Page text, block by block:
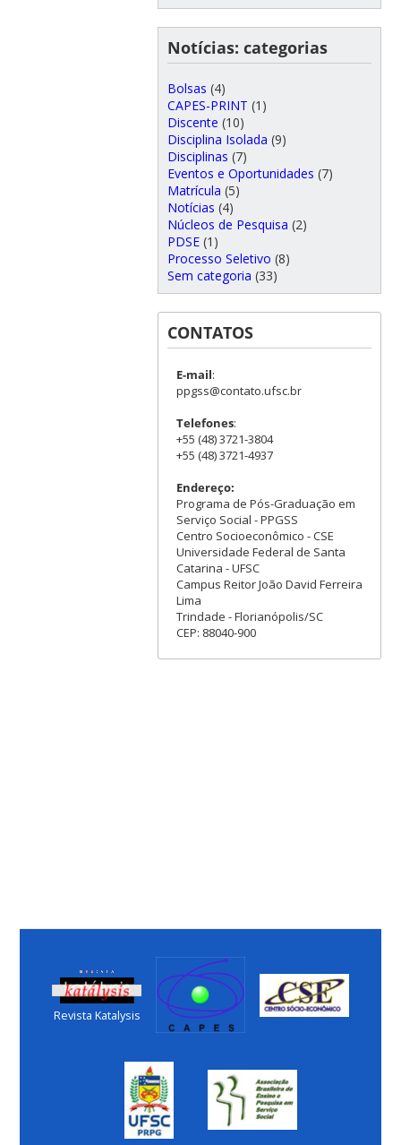
Notícias: categorias
Bolsas (4)
CAPES-PRINT (1)
Discente (10)
Disciplina Isolada (9)
Disciplinas (7)
Eventos e Oportunidades (7)
Matrícula (5)
Notícias (4)
Núcleos de Pesquisa (2)
PDSE(1)
Processo Seletivo (8)
Sem categoria (33)
CONTATOS
E-mail:
ppgss@contato.ufsc.br
Telefones:
+55 (48) 3721-3804
+55 (48) 3721-4937
Endereço:
Programa de Pós-Graduação em
Serviço Social - PPGSS
Centro Socioeconômico - CSE
Universidade Federal de Santa
Catarina - UFSC
Campus Reitor João David Ferreira
Lima
Trindade - Florianópolis/SC
CEP: 88040-900
Revista Katalysis